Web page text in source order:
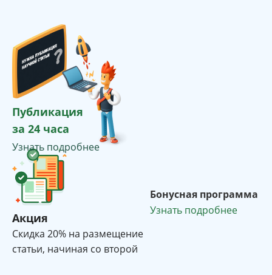
Публикация
за 24 часа
Узнать подробнее
Акция
Cкидка 20% на размещение
статьи, начиная со второй
Бонусная программа
Узнать подробнее